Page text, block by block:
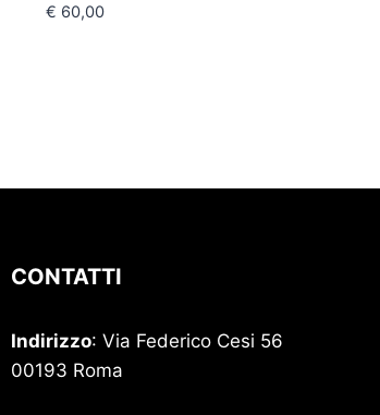
€ 60,00
CONTATTI
Indirizzo: Via Federico Cesi 56
00193 Roma